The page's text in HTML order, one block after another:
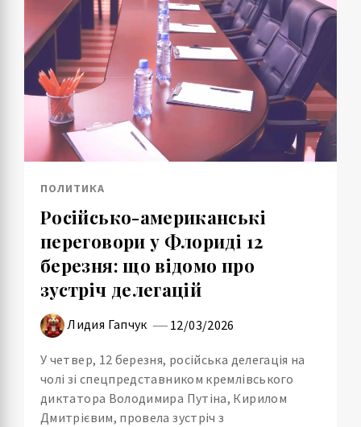
ПОЛИТИКА
Російсько-американські
переговори у Флориді 12
березня: що відомо про
зустріч делегацій
Лидия Гапчук 12/03/2026
У четвер, 12 березня, російська делегація на
чолі зі спецпредставником кремлівського
диктатора Володимира Путіна, Кирилом
Дмитрієвим, провела зустріч з